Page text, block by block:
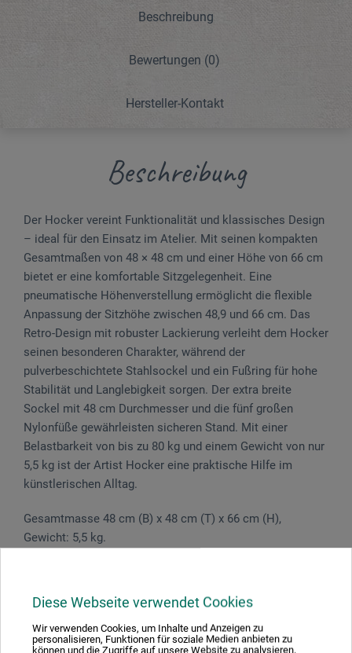
Diese Webseite verwendet Cookies
Wir verwenden Cookies, um Inhalte und Anzeigen zu
personalisieren, Funktionen für soziale Medien anbieten zu
können und die Zugriffe auf unsere Website zu analysieren.
Beschreibung
Bewertungen (0)
Hersteller-Kontakt
Beschreibung
Der Hocker vereint Funktionalität und klassisches Design
– ideal für den Einsatz im Atelier. Mit seinen kompakten
Gesamtmaßen von 48 × 48 cm und einer Höhe von 66 cm
bietet er eine komfortable Sitzgelegenheit. Eine
pneumatische Höhenverstellung ermöglicht die flexible
Anpassung der Sitzhöhe zwischen 48,9 und 66 cm. Das
Retro-Design mit robuster Lackierung verleiht dem Hocker
seinen besonderen Charakter, während der
pulverbeschichtete Stahlsockel und ein Fußring für hohe
Stabilität und Langlebigkeit sorgen. Der extra breite
Sockel mit 48 cm Durchmesser und die fünf großen
Nylonfüße gewährleisten sicheren Stand. Mit einer
Belastbarkeit von bis zu 80 kg und einem Gewicht von nur
5,5 kg ist der Artist Hocker eine praktische Hilfe im
künstlerischen Alltag.
Gesamtmasse 48 cm (B) x 48 cm (T) x 66 cm (H),
Gewicht: 5,5 kg.
Produktbewertungen (0)